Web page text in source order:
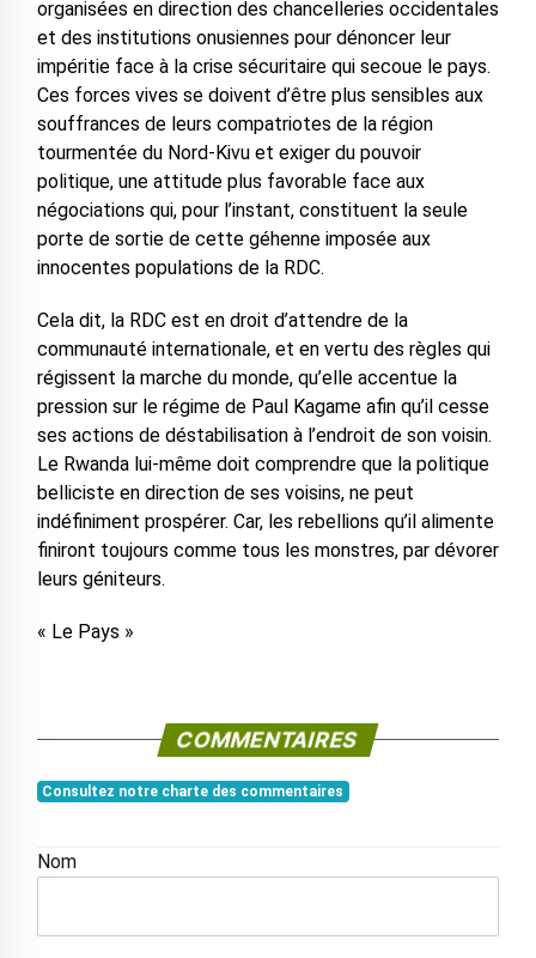
organisées en direction des chancelleries occidentales
et des institutions onusiennes pour dénoncer leur
impéritie face à la crise sécuritaire qui secoue le pays.
Ces forces vives se doivent d’être plus sensibles aux
souffrances de leurs compatriotes de la région
tourmentée du Nord-Kivu et exiger du pouvoir
politique, une attitude plus favorable face aux
négociations qui, pour l’instant, constituent la seule
porte de sortie de cette géhenne imposée aux
innocentes populations de la RDC.
Cela dit, la RDC est en droit d’attendre de la
communauté internationale, et en vertu des règles qui
régissent la marche du monde, qu’elle accentue la
pression sur le régime de Paul Kagame afin qu’il cesse
ses actions de déstabilisation à l’endroit de son voisin.
Le Rwanda lui-même doit comprendre que la politique
belliciste en direction de ses voisins, ne peut
indéfiniment prospérer. Car, les rebellions qu’il alimente
finiront toujours comme tous les monstres, par dévorer
leurs géniteurs.
« Le Pays »
COMMENTAIRES
Consultez notre charte des commentaires
Nom